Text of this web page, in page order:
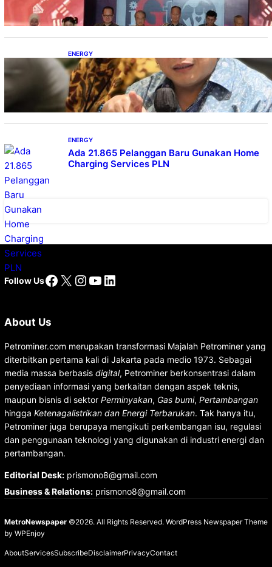
ENERGY
IESR: Kepemimpinan Terpadu jadi Kunci
Percepatan PLTS 100 GW
ENERGY
Ada 21.865 Pelanggan Baru Gunakan Home
Charging Services PLN
Follow UsFacebook
X Instagram
YouTube
LinkedIn
About Us
Petrominer.com merupakan transformasi Majalah Petrominer yang
diterbitkan pertama kali di Jakarta pada medio 1973. Sebagai
media massa berbasis digital, Petrominer berkonsentrasi dalam
penyediaan informasi yang berkaitan dengan aspek teknis,
maupun bisnis di sektor Perminyakan, Gas bumi, Pertambangan
hingga Ketenagalistrikan dan Energi Terbarukan. Tak hanya itu,
Petrominer juga berupaya mengikuti perkembangan isu, regulasi
dan penggunaan teknologi yang digunakan di industri energi dan
pertambangan.
Editorial Desk:prismono8@gmail.com
Business & Relations:prismono8@gmail.com
MetroNewspaper©2026. All Rights Reserved. WordPress Newspaper Theme
by WPEnjoy
AboutServicesSubscribeDisclaimerPrivacyContact